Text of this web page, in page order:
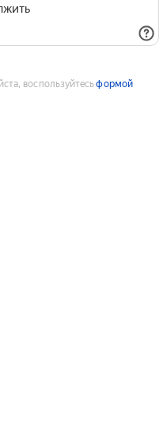
воспользуйтесьформой